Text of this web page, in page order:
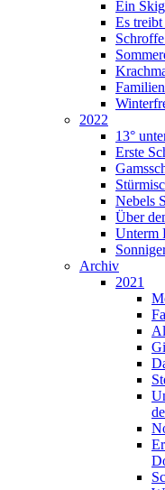
Ein
Es
2022
13°
Erste
Nebels
Über
Unterm
Archiv
2021